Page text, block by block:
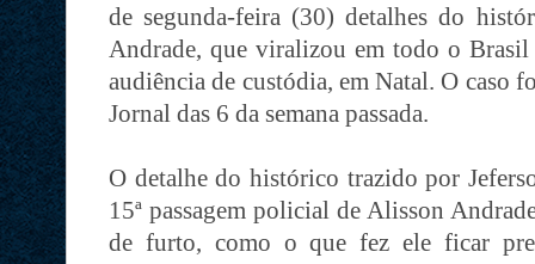
de segunda-feira (30) detalhes do
Andrade, que viralizou em todo o
audiência de custódia, em Natal. O caso
Jornal das 6 da semana passada.
O detalhe do histórico trazido por
15ª passagem policial de Alisson
de furto, como o que fez ele ficar